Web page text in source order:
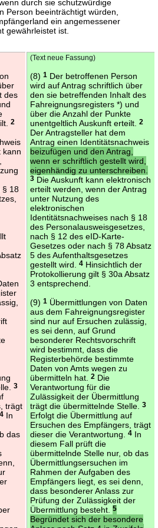
durch sie schutzwürdige
Person beeinträchtigt würden,
ein angemessener
gewährleistet ist.
des
2
kann
§ 18
3
trägt
4In
das
(Text neue Fassung)
(8) 1Der betroffenen Person
wird auf Antrag schriftlich über
den sie betreffenden Inhalt des
Fahreignungsregisters *) und
über die Anzahl der Punkte
unentgeltlich Auskunft erteilt.
2
Der Antragsteller hat dem
Antrag einen Identitätsnachweis
beizufügen und den Antrag,
wenn er schriftlich gestellt wird,
eigenhändig zu unterschreiben.
3Die Auskunft kann elektronisch
erteilt werden, wenn der Antrag
unter Nutzung des
elektronischen
Identitätsnachweises nach § 18
des Personalausweisgesetzes,
nach § 12 des eID-Karte-
Gesetzes oder nach § 78 Absatz
5 des Aufenthaltsgesetzes
gestellt wird.
4Hinsichtlich der
Protokollierung gilt § 30a Absatz
3 entsprechend.
(9) 1Übermittlungen von Daten
aus dem Fahreignungsregister
sind nur auf Ersuchen zulässig,
es sei denn, auf Grund
besonderer Rechtsvorschrift
wird bestimmt, dass die
Registerbehörde bestimmte
Daten von Amts wegen zu
übermitteln hat.
2Die
Verantwortung für die
Zulässigkeit der Übermittlung
trägt die übermittelnde Stelle.
3
Erfolgt die Übermittlung auf
Ersuchen des Empfängers, trägt
dieser die Verantwortung.
4In
diesem Fall prüft die
übermittelnde Stelle nur, ob das
Übermittlungsersuchen im
Rahmen der Aufgaben des
Empfängers liegt, es sei denn,
dass besonderer Anlass zur
Prüfung der Zulässigkeit der
Übermittlung besteht.
5
Begründet sich der besondere